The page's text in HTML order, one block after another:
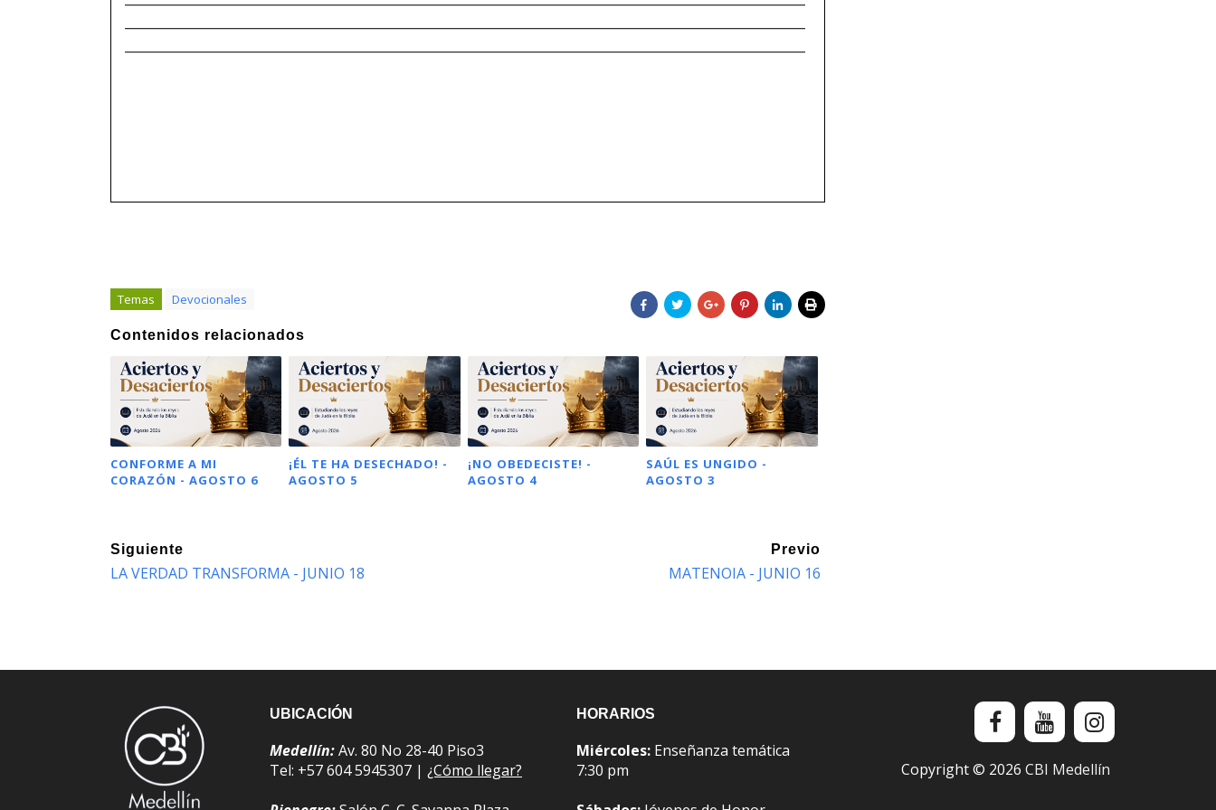
Temas Devocionales
Contenidos relacionados
CONFORME A MI
CORAZÓN - AGOSTO 6
¡ÉL TE HA DESECHADO! -
AGOSTO 5
¡NO OBEDECISTE! -
AGOSTO 4
SAÚL ES UNGIDO -
AGOSTO 3
Siguiente
LA VERDAD TRANSFORMA - JUNIO 18
Previo
MATENOIA - JUNIO 16
UBICACIÓN
Medellín:Av. 80 No 28-40 Piso3
Tel: +57 604 5945307 | ¿Cómo llegar?
HORARIOS
Miércoles: Enseñanza temática
7:30 pm
Copyright © 2026 CBI Medellín